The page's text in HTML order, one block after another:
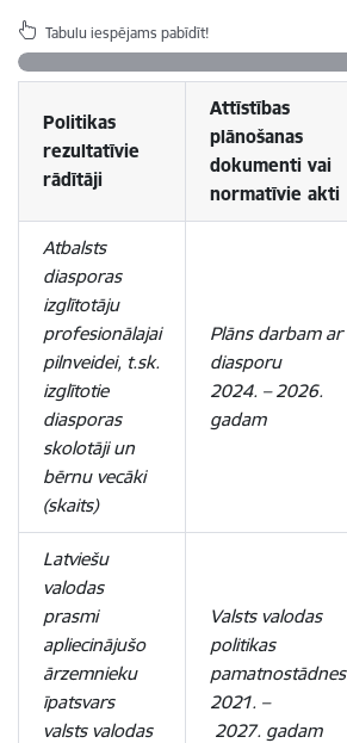
Tabulu iespējams pabīdīt!
Politikas
rezultatīvie
rādītāji
Attīstības
plānošanas
dokumenti vai
normatīvie akti
Atbalsts
diasporas
izglītotāju
profesionālajai
pilnveidei, t.sk.
izglītotie
diasporas
skolotāji un
bērnu vecāki
(skaits)
Plāns darbam ar
diasporu
2024. – 2026.
gadam
Latviešu
valodas
prasmi
apliecinājušo
ārzemnieku
īpatsvars
valsts valodas
Valsts valodas
politikas
pamatnostādnes
2021. –
2027. gadam